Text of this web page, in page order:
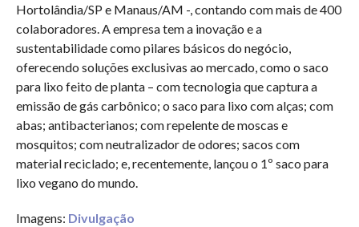
Hortolândia/SP e Manaus/AM -, contando com mais de 400
colaboradores. A empresa tem a inovação e a
sustentabilidade como pilares básicos do negócio,
oferecendo soluções exclusivas ao mercado, como o saco
para lixo feito de planta – com tecnologia que captura a
emissão de gás carbônico; o saco para lixo com alças; com
abas; antibacterianos; com repelente de moscas e
mosquitos; com neutralizador de odores; sacos com
material reciclado; e, recentemente, lançou o 1º saco para
lixo vegano do mundo.
Imagens: Divulgação